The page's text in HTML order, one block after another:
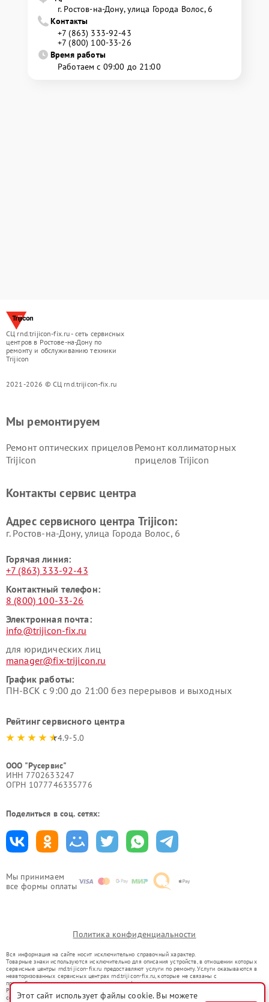
г. Ростов-на-Дону, улица Города Волос, 6
Контакты
+7 (863) 333-92-43
+7 (800) 100-33-26
Время работы
Работаем с 09:00 до 21:00
СЦ rnd.trijicon-fix.ru - сеть сервисных
центров в Ростове-на-Дону по
ремонту и обслуживанию техники
Trijicon
2021-2026 © СЦ rnd.trijicon-fix.ru
Мы принимаем
все формы оплаты
Мы ремонтируем
Ремонт оптических прицелов
Trijicon
Ремонт коллиматорных
прицелов Trijicon
Контакты сервис центра
Адрес сервисного центра Trijicon:
г. Ростов-на-Дону, улица Города Волос, 6
Горячая линия:
+7 (863) 333-92-43
Контактный телефон:
8 (800) 100-33-26
Электронная почта:
info@trijicon-fix.ru
для юридических лиц
manager@fix-trijicon.ru
График работы:
ПН-ВСК с 9:00 до 21:00 без перерывов и выходных
Рейтинг сервисного центра
4.9-5.0
ООО "Русервис"
ИНН 7702633247
ОГРН 1077746335776
Поделиться в соц. сетях:
Политика конфиденциальности
Вся информация на сайте носит исключительно справочный характер.
Товарные знаки используются исключительно для описания устройств, в отношении которых
сервисные центры rnd.trijicon-fix.ru предоставляют услуги по ремонту. Услуги оказываются в
неавторизованных сервисных центрах rnd.trijicon-fix.ru, которые не связаны с
правообладателями товарных знаков или их официальными представителями.
Ремонт осуществляется для устройств, уже введенных в гражданский оборот в соответствии
со статьей 1487 ГК РФ.
Этот сайт использует файлы cookie. Вы можете